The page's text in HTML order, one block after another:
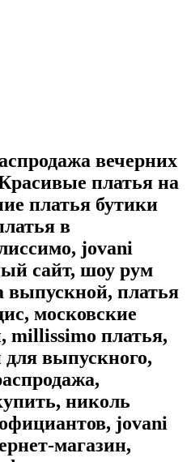
вечерних
платья на
платья бутики
в
jovani
сайт, шоу рум
выпускной, платья
московские
millissimo платья,
выпускного,
николь
jovani
магазин,